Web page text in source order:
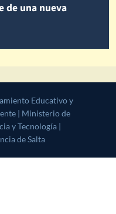
de una nueva
Educativo y Desarrollo
Cultura, Ciencia y
de Salta|CoverNews